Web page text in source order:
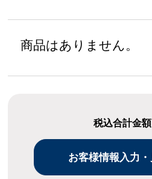
商品はありません。
税込合計金額